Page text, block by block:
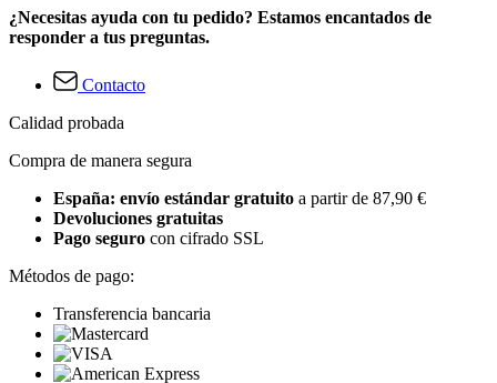
¿Necesitas ayuda con tu pedido? Estamos encantados de
responder a tus preguntas.
Contacto
Calidad probada
Compra de manera segura
España: envío estándar gratuito a partir de 87,90 €
Devoluciones gratuitas
Pago seguro con cifrado SSL
Métodos de pago:
Transferencia bancaria